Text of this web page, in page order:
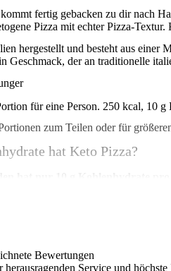
fertig gebacken zu dir nach
Pizza mit echter Pizza-
hergestellt und besteht aus einer
Geschmack, der an traditionelle
für eine Person. 250 kcal, 10
zum Teilen oder für
hat Keto Pizza?
Textur. Keine
Bewertungen
Service und